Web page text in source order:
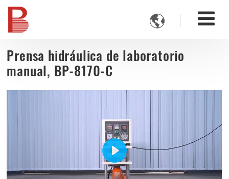

Prensa hidráulica de laboratorio
manual, BP-8170-C
Play